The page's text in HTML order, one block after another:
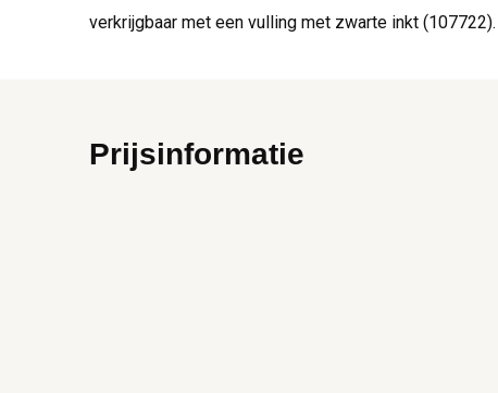
verkrijgbaar met een vulling met zwarte inkt
Prijsinformatie